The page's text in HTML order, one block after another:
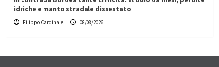
idriche e manto stradale dissestato
Filippo Cardinale 08/08/2026